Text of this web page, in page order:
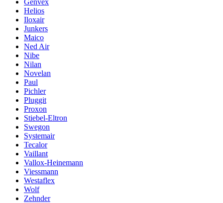
Genvex
Helios
Iloxair
Junkers
Maico
Ned Air
Nibe
Nilan
Novelan
Paul
Pichler
Pluggit
Proxon
Stiebel-Eltron
Swegon
Systemair
Tecalor
Vaillant
Vallox-Heinemann
Viessmann
Westaflex
Wolf
Zehnder